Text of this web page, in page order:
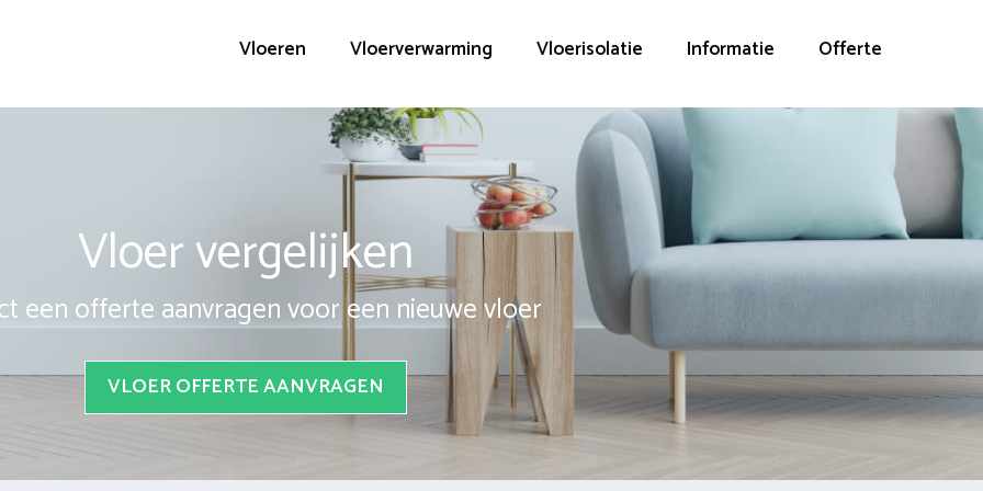
Vloeren Vloerverwarming Vloerisolatie Informatie Offerte
Vloer vergelijken
een offerte aanvragen voor een nieuwe vloer
VLOER OFFERTE AANVRAGEN